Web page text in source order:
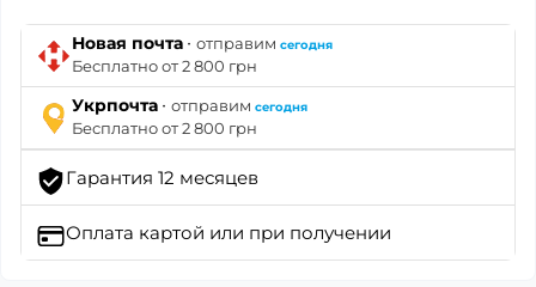
Новая почта · отправим сегодня
Бесплатно от 2 800 грн
Укрпочта · отправим сегодня
Бесплатно от 2 800 грн
Гарантия 12 месяцев
Оплата картой или при получении